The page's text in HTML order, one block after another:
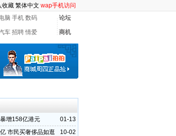
收藏 繁体中文 wap手机访问
脑 手机 数码 论坛
车 招聘 情爱 商机
01-13
增158亿港元
10-02
市民买奢侈品如逛